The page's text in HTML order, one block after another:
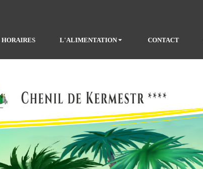
HORAIRES L'ALIMENTATION CONTACT